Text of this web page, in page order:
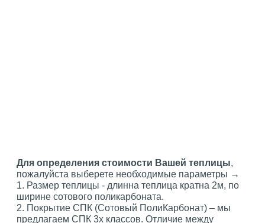
Для определения стоимости Вашей теплицы,
пожалуйста выберете необходимые параметры →
1. Размер теплицы - длинна теплица кратна 2м, по
ширине сотового поликарбоната.
2. Покрытие СПК (Сотовый ПолиКарбонат) – мы
предлагаем СПК 3х классов. Отличие между